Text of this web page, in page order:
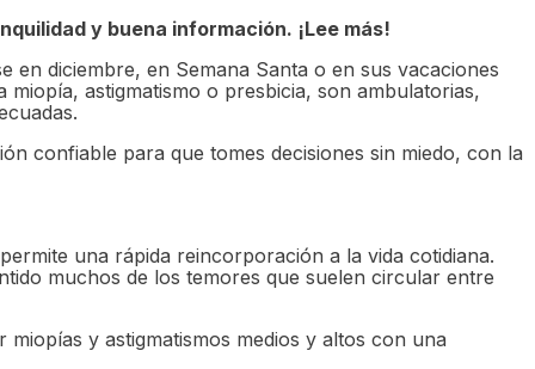
y buena información. ¡Lee más!
en diciembre, en Semana Santa o en sus vacaciones
astigmatismo o presbicia, son ambulatorias,
confiable para que tomes decisiones sin miedo, con la
una rápida reincorporación a la vida cotidiana.
muchos de los temores que suelen circular entre
y astigmatismos medios y altos con una